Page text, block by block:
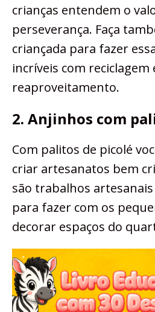
crianças entendem o
perseverança. Faça
criançada para fazer
incríveis com reciclagem
reaproveitamento.
2. Anjinhos com
Com palitos de picolé
criar artesanatos bem
são trabalhos
para fazer com os
decorar espaços do